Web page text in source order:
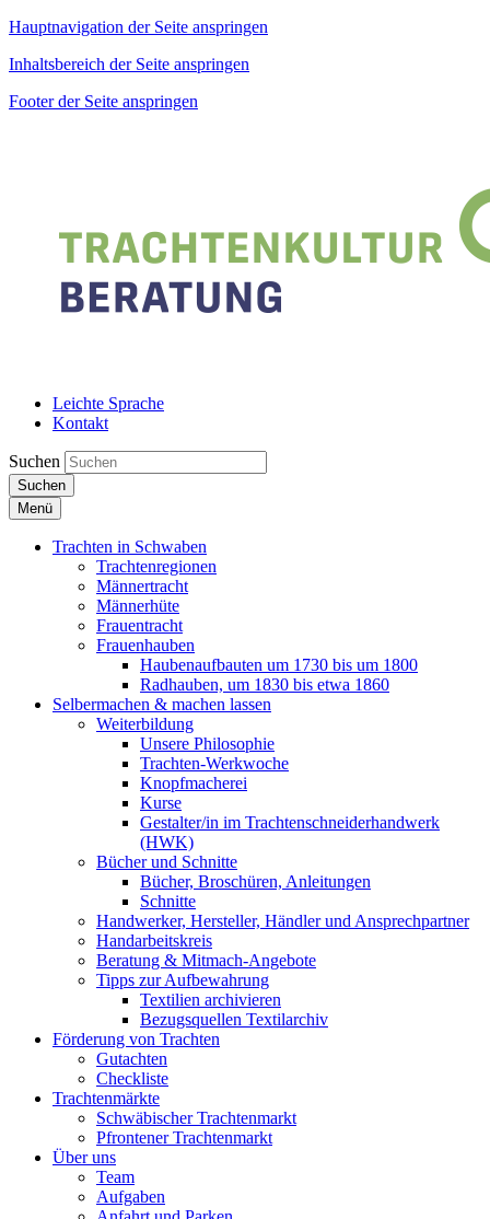
Hauptnavigation der Seite anspringen
Inhaltsbereich der Seite anspringen
Footer der Seite anspringen
Leichte Sprache
Kontakt
Suchen
Suchen
Menü
Trachten in Schwaben
Trachtenregionen
Männertracht
Männerhüte
Frauentracht
Frauenhauben
Haubenaufbauten um 1730 bis um 1800
Radhauben, um 1830 bis etwa 1860
Selbermachen & machen lassen
Weiterbildung
Unsere Philosophie
Trachten-Werkwoche
Knopfmacherei
Kurse
Gestalter/in im Trachtenschneiderhandwerk
(HWK)
Bücher und Schnitte
Bücher, Broschüren, Anleitungen
Schnitte
Handwerker, Hersteller, Händler und Ansprechpartner
Handarbeitskreis
Beratung & Mitmach-Angebote
Tipps zur Aufbewahrung
Textilien archivieren
Bezugsquellen Textilarchiv
Förderung von Trachten
Gutachten
Checkliste
Trachtenmärkte
Schwäbischer Trachtenmarkt
Pfrontener Trachtenmarkt
Über uns
Team
Aufgaben